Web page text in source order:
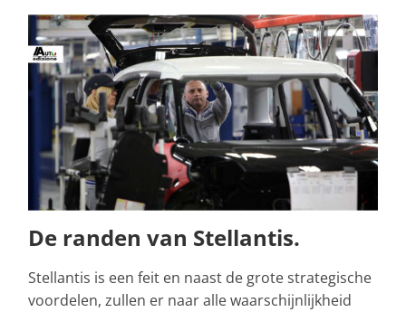
De randen van Stellantis.
Stellantis is een feit en naast de grote strategische
voordelen, zullen er naar alle waarschijnlijkheid